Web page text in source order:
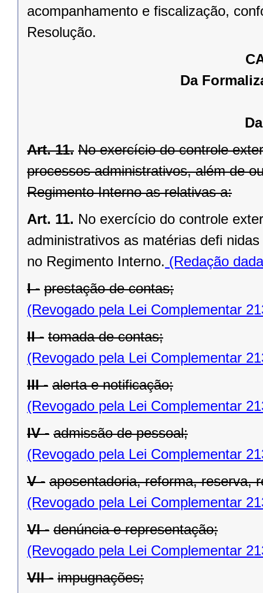
acompanhamento e fiscalização,
Resolução.
Da
Art. 11. No exercício do controle
processos administrativos, além de
Regimento Interno as relativas a:
Art. 11. No exercício do controle
administrativos as matérias defi
no Regimento Interno. (Redação
I - prestação de contas;
(Revogado pela Lei Complementar
II - tomada de contas;
(Revogado pela Lei Complementar
III - alerta e notificação;
(Revogado pela Lei Complementar
IV - admissão de pessoal;
(Revogado pela Lei Complementar
V - aposentadoria, reforma, reserva,
(Revogado pela Lei Complementar
VI - denúncia e representação;
(Revogado pela Lei Complementar
VII - impugnações;